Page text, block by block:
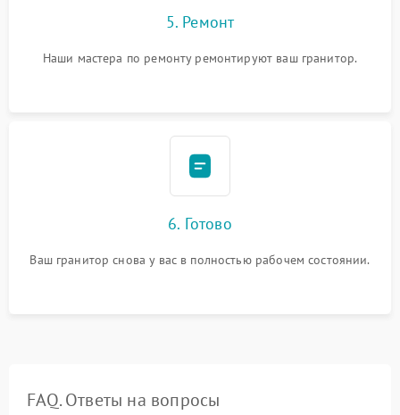
5. Ремонт
Наши мастера по ремонту ремонтируют ваш гранитор.
6. Готово
Ваш гранитор снова у вас в полностью рабочем состоянии.
FAQ. Ответы на вопросы